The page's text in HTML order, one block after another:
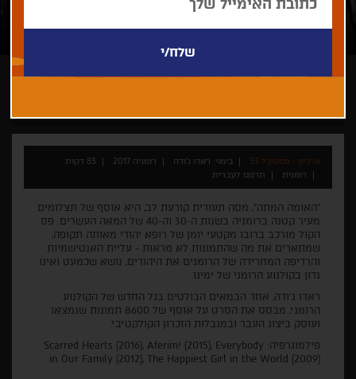
ארכיון - פסטיבל 33 בימוי: ראדו ג'ודה רומניה 2017
83 דקות
רומנית
תרגום לעברית
"האומה המתה", מסה תעודית קורעת לב, היא אוסף של תצלומים
מעיר קטנה ברומניה בשנות ה-30 וה-40 של המאה העשרים. פס
הקול מורכב ברובו מקטעי יומן של רופא יהודי מאותה תקופה,
שמתארים את מה שהתמונות לא מראות - עליית האנטישמיות
והרדיפה המחרידה של הרומנים את היהודים, נושא שכמעט ואינו
נדון בקולנוע הרומני של ימינו.
ראדו ג'ודה, אחד הבמאים הבולטים בגל החדש של הקולנוע
הרומני, מבסס את הסרט על אוסף של 8600 תמונות שנמצאו
ועוסק ביצוג העבר ובמגבלות הזכרון הקולקטיבי.
פילמוגרפיה: Scarred Hearts (2016), Aferim! (2015), Everybody
in Our Family (2012), The Happiest Girl in the World (2009).